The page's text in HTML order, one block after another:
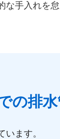
な手入れを
の排
ます。